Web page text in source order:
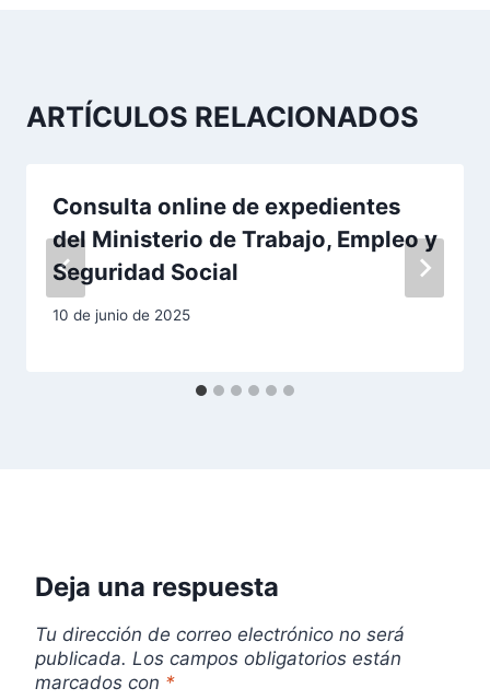
c
a
d
a
ARTÍCULOS RELACIONADOS
Consulta online de expedientes
del Ministerio de Trabajo, Empleo y
Seguridad Social
10 de junio de 2025
Deja una respuesta
Tu dirección de correo electrónico no será
publicada. Los campos obligatorios están
marcados con *